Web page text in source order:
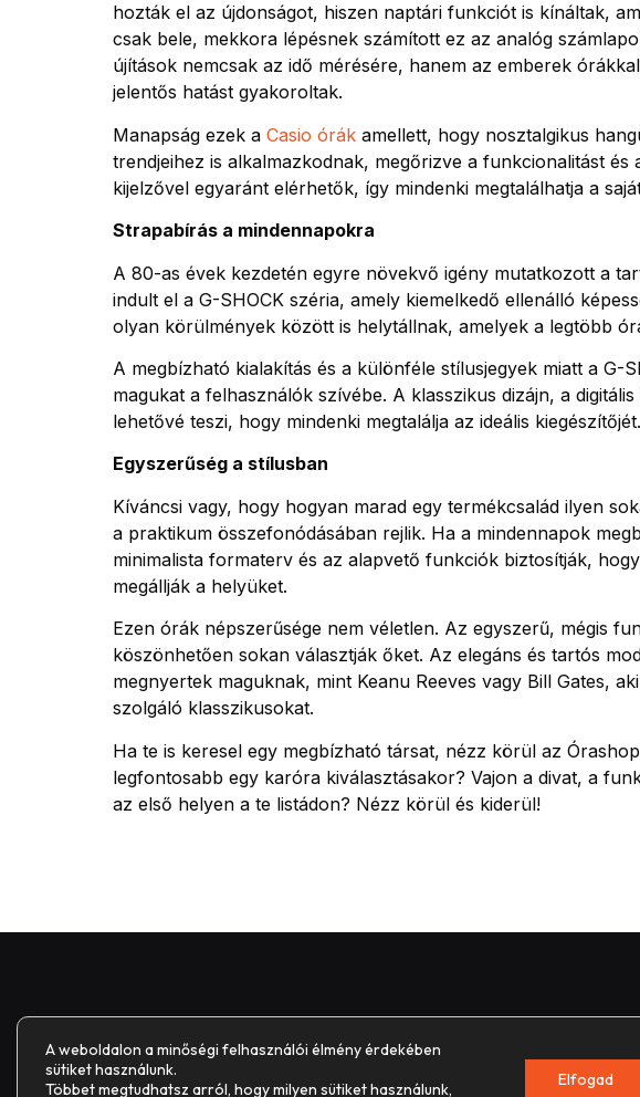
hozták el az újdonságot, hiszen naptári funkciót is kínáltak,
csak bele, mekkora lépésnek számított ez az analóg
újítások nemcsak az idő mérésére, hanem az emberek
jelentős hatást gyakoroltak.
Manapság ezek a Casio órák amellett, hogy nosztalgikus
trendjeihez is alkalmazkodnak, megőrizve a funkcionalitást és
kijelzővel egyaránt elérhetők, így mindenki megtalálhatja a
Strapabírás a mindennapokra
A 80-as évek kezdetén egyre növekvő igény mutatkozott a
indult el a G-SHOCK széria, amely kiemelkedő ellenálló
olyan körülmények között is helytállnak, amelyek a legtöbb
A megbízható kialakítás és a különféle stílusjegyek miatt a G-
magukat a felhasználók szívébe. A klasszikus dizájn, a
lehetővé teszi, hogy mindenki megtalálja az ideális kiegészítőjét.
Egyszerűség a stílusban
Kíváncsi vagy, hogy hogyan marad egy termékcsalád ilyen
a praktikum összefonódásában rejlik. Ha a mindennapok
minimalista formaterv és az alapvető funkciók biztosítják,
megállják a helyüket.
Ezen órák népszerűsége nem véletlen. Az egyszerű, mégis
köszönhetően sokan választják őket. Az elegáns és tartós
megnyertek maguknak, mint Keanu Reeves vagy Bill Gates,
szolgáló klasszikusokat.
Ha te is keresel egy megbízható társat, nézz körül az
legfontosabb egy karóra kiválasztásakor? Vajon a divat, a
az első helyen a te listádon? Nézz körül és kiderül!
Impresszum
A weboldalon a minőségi felhasználói élmény érdekében
sütiket használunk.
Többet megtudhatsz arról, hogy milyen sütiket használunk,
Elfogad